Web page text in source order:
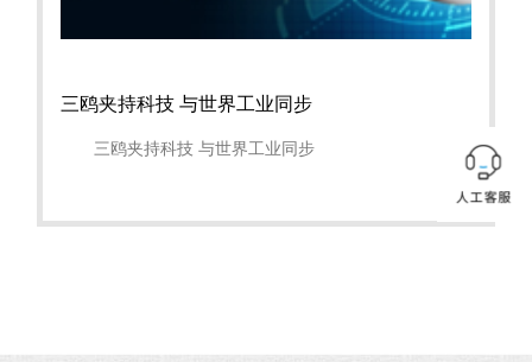
三鸥夹持科技 与世界工业同步
三鸥夹持科技 与世界工业同步